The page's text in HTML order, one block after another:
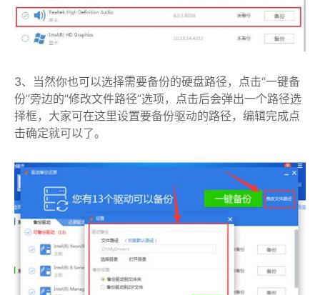
3、当然你也可以选择需要备份的硬盘路径，点击“一键备
份”旁边的“修改文件路径”选项，点击后会弹出一个路径选
择框，大家可在这里设置要备份驱动的路径，编辑完成点
击确定就可以了。